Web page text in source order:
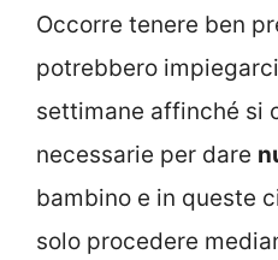
Occorre tenere ben
potrebbero
settimane affinché si
necessarie per dare
bambino e in queste
solo procedere